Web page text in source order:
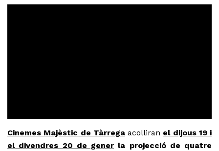
Cinemes Majèstic de Tàrregaacolliran el dijous 19 i
el divendres 20 de gener la projecció de quatre